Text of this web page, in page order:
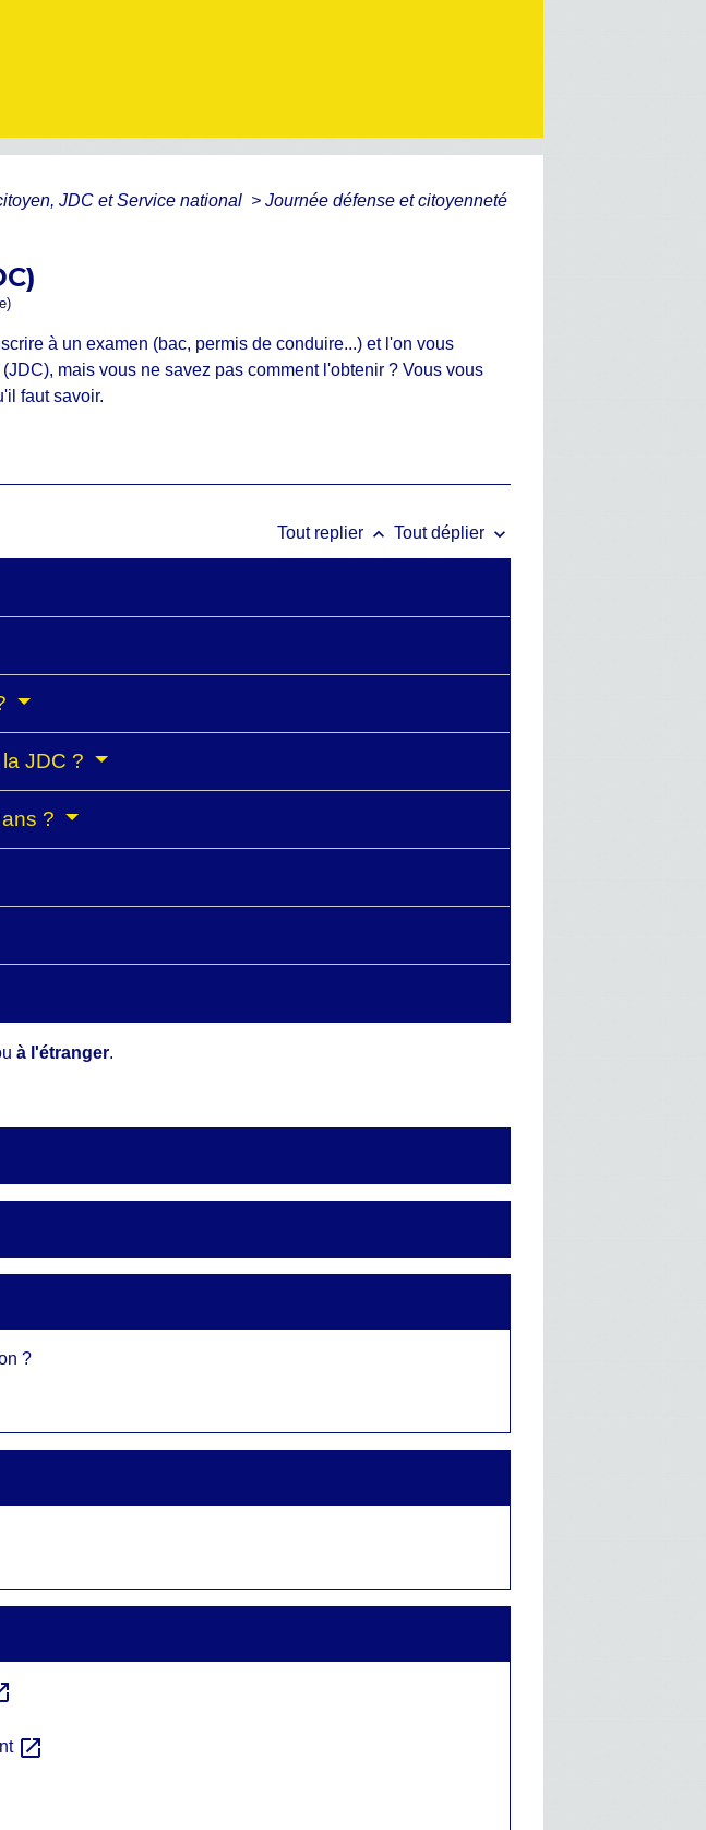
JDC et Service national > Journée défense et citoyenneté
à un examen (bac, permis de conduire...) et l'on vous
mais vous ne savez pas comment l'obtenir ? Vous vous
faut savoir.
Tout replier keyboard_arrow_up Tout déplier keyboard_arrow_down
JDC ?
?
à l'étranger.
?
open_in_new